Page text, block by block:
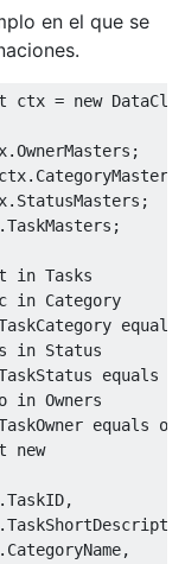
en el que se
ctx = new
.OwnerMasters ;
. CategoryMasters
. StatusMasters ;
.TaskMasters ;
in Tasks
in Category
equals
in Status
equals s
in Owners
equals o
new
.TaskID,
.
. CategoryName,